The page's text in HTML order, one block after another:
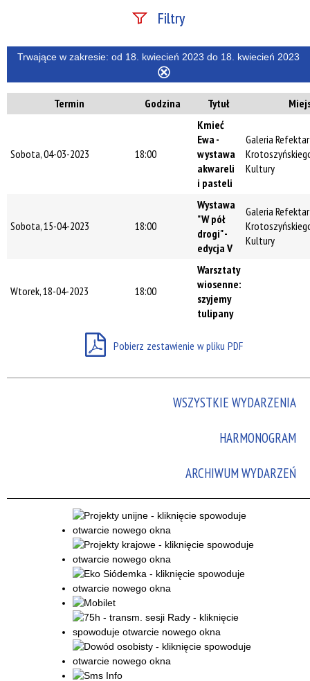
Filtry
Szukana fraza
Kategoria
Trwające w
Miejsce
Organizator
Promowane
Trwające w zakresie: od 18. kwiecień 2023 do 18. kwiecień 2023
filtr
Termin Godzina Tytuł
Sobota, 04-03-2023 18:00
Kmieć
Ewa -
wystawa
akwareli
i pasteli
Galeria
Kultury
Sobota, 15-04-2023 18:00
Wystawa
"W pół
drogi" -
edycja V
Galeria
Kultury
Wtorek, 18-04-2023 18:00
Warsztaty
wiosenne:
szyjemy
tulipany
Pobierz zestawienie w pliku PDF
WSZYSTKIE WYDARZENIA
HARMONOGRAM
ARCHIWUM WYDARZEŃ